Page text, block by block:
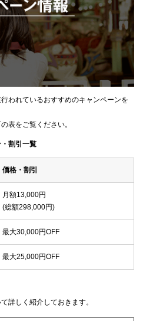
われているおすすめのキャンペーンを
表をご覧ください。
割引一覧
価格・割引
月額13,000円
(総額298,000円)
最大30,000円OFF
最大25,000円OFF
詳しく紹介しておきます。